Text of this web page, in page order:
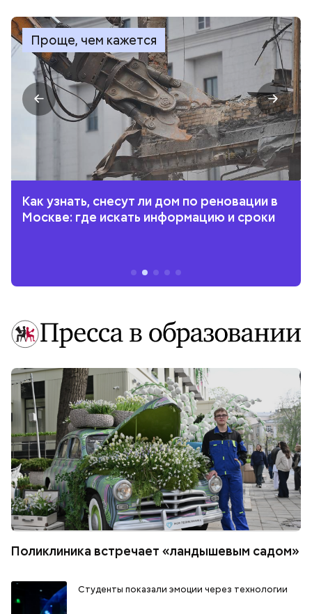
Проще, чем кажется
Как узнать, снесут ли дом по реновации в
Москве: где искать информацию и сроки
Поликлиника встречает «ландышевым садом»
Студенты показали эмоции через технологии